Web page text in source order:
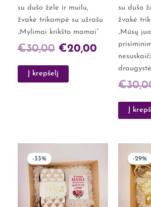
su dušo žele ir muilu,
žvakė trikampė su užrašu
„Mylimai krikšto mamai”
€30,00 €20,00
Į krepšelį
su dušo
žvakė
„Mūsų
€
Į
-33%
price
was:
€30,00.
price
€20,00.
-29%